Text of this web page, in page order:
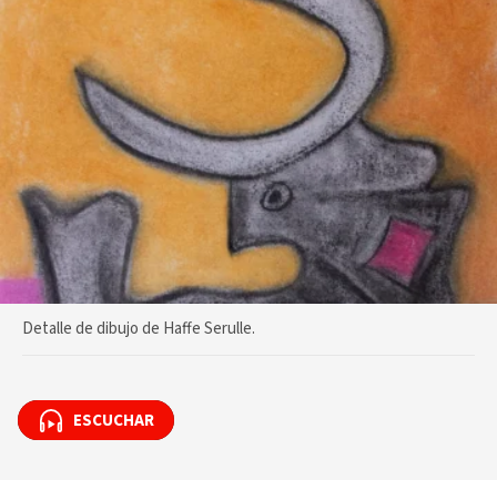
Detalle de dibujo de Haffe Serulle.
ESCUCHAR
ESCUCHAR